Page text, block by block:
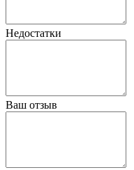
Недостатки
Ваш отзыв